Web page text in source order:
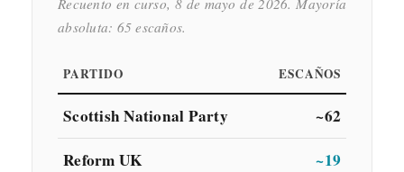
absoluta: 65 escaños.
PARTIDO ESCAÑOS
Scottish National Party
~62
Reform UK
~19